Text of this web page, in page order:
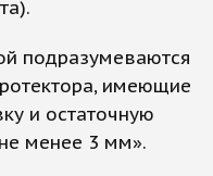
подразумеваются
имеющие
и остаточную
менее 3 мм».